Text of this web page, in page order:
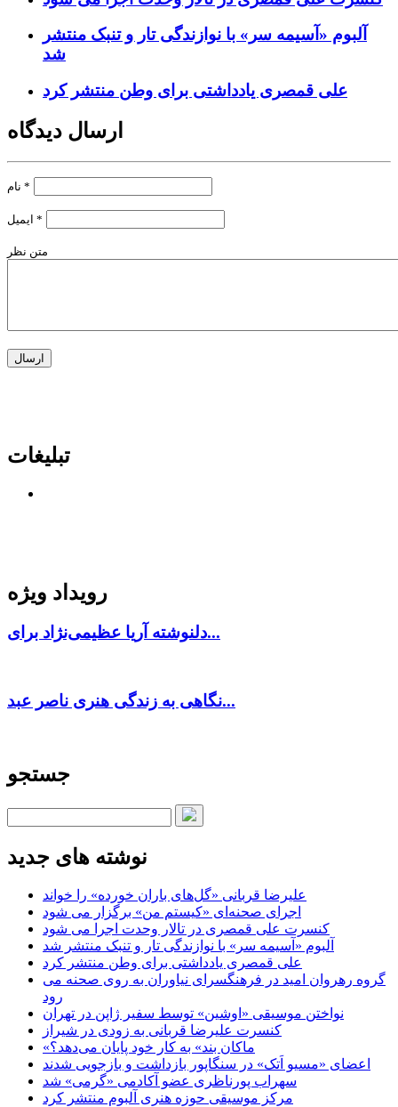
آلبوم «آسیمه سر» با نوازندگی تار و تنبک منتشر
شد
علی قمصری یادداشتی برای وطن منتشر کرد
ارسال دیدگاه
*
*
متن نظر
تبلیغات
رویداد ویژه
دلنوشته آریا عظیمی‌نژاد برای...
نگاهی به زندگی هنری ناصر عبد...
جستجو
نوشته های جدید
علیرضا قربانی «گل‌های باران خورده» را خواند
اجرای صحنه‌ای «کیستم من» برگزار می شود
کنسرت علی قمصری در تالار وحدت اجرا می شود
آلبوم «آسیمه سر» با نوازندگی تار و تنبک منتشر شد
علی قمصری یادداشتی برای وطن منتشر کرد
گروه رهروان امید در فرهنگسرای نیاوران به روی صحنه می
رود
نواختن موسیقی «اوشین» توسط سفیر ژاپن در تهران
کنسرت علیرضا قربانی به زودی در شیراز
«ماکان بند» به کار خود پایان می‌دهد؟
اعضای «مسیو اَتک» در سنگاپور بازداشت و بازجویی شدند
سهراب پورناظری عضو آکادمی «گرمی» شد
مرکز موسیقی حوزه هنری آلبوم منتشر کرد